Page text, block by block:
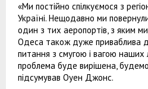
«Ми постійно спілкуємося з
Україні. Нещодавно ми
один з тих аеропортів, з яким
Одеса також дуже приваблива
питання з смугою і вагою наших
проблема буде вирішена, будемо
підсумував Оуен Джонс.